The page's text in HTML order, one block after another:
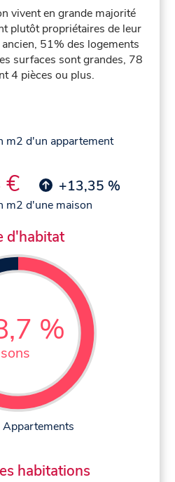
vivent en grande majorité
plutôt propriétaires de leur
51% des logements
surfaces sont grandes, 78
4 pièces ou plus.
m2 d'un appartement
€ +13,35 %
m2 d'une maison
d'habitat
%
habitations